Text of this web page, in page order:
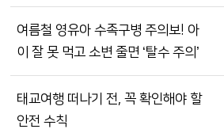
여름철 영유아 수족구병 주의보! 아
이 잘 못 먹고 소변 줄면 ‘탈수 주의’
태교여행 떠나기 전, 꼭 확인해야 할
안전 수칙